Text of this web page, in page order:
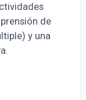
de
y una